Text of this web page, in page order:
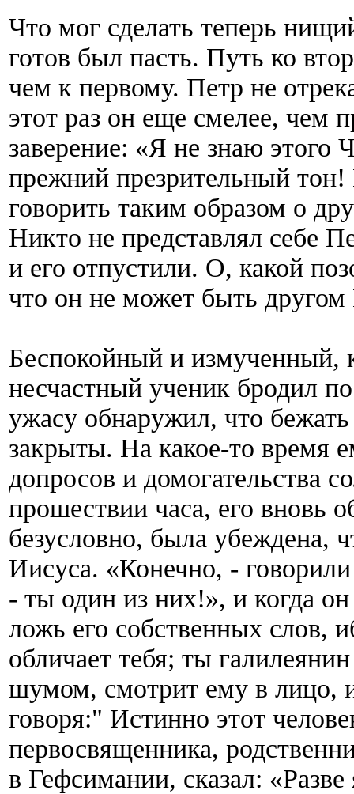
Что мог сделать теперь
готов был пасть. Путь ко
чем к первому. Петр не
этот раз он еще смелее, чем
заверение: «Я не знаю
прежний презрительный
говорить таким образом о
Никто не представлял себе
и его отпустили. О, какой
что он не может быть
Беспокойный и измученный,
несчастный ученик бродил
ужасу обнаружил, что
закрыты. На какое-то время
допросов и домогательства
прошествии часа, его вновь
безусловно, была убеждена,
Иисуса. «Конечно, -
- ты один из них!», и когда
ложь его собственных слов,
обличает тебя; ты
шумом, смотрит ему в лицо,
говоря:" Истинно этот
первосвященника,
в Гефсимании, сказал: